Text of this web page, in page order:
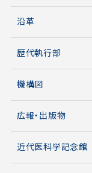
沿革
歴代執行部
機構図
広報・出版物
近代医科学記念館